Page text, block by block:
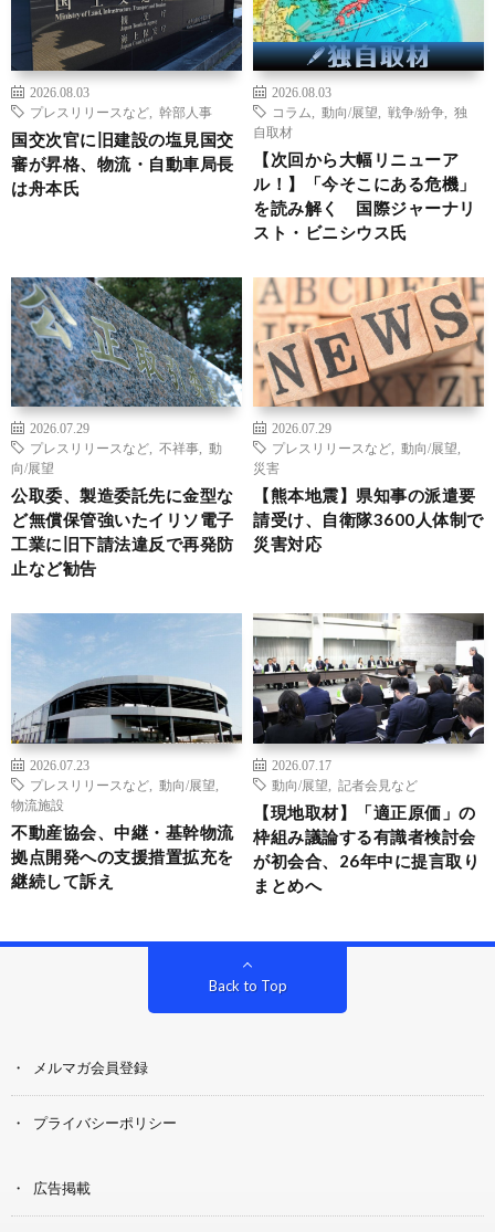
2026.08.03
プレスリリースなど
幹部人事
国交次官に旧建設の塩見国交
審が昇格、物流・自動車局長
は舟本氏
2026.08.03
コラム
動向/展望 戦争/紛争
独
自取材
【次回から大幅リニューア
ル！】「今そこにある危機」
を読み解く 国際ジャーナリ
スト・ビニシウス氏
2026.07.29
プレスリリースなど
不祥事
動
向/展望
公取委、製造委託先に金型な
ど無償保管強いたイリソ電子
工業に旧下請法違反で再発防
止など勧告
2026.07.29
プレスリリースなど
動向/展望
災害
【熊本地震】県知事の派遣要
請受け、自衛隊3600人体制で
災害対応
2026.07.23
プレスリリースなど
動向/展望
物流施設
不動産協会、中継・基幹物流
拠点開発への支援措置拡充を
継続して訴え
2026.07.17
動向/展望
記者会見など
【現地取材】「適正原価」の
枠組み議論する有識者検討会
が初会合、26年中に提言取り
まとめへ
Back to Top
メルマガ会員登録
プライバシーポリシー
広告掲載